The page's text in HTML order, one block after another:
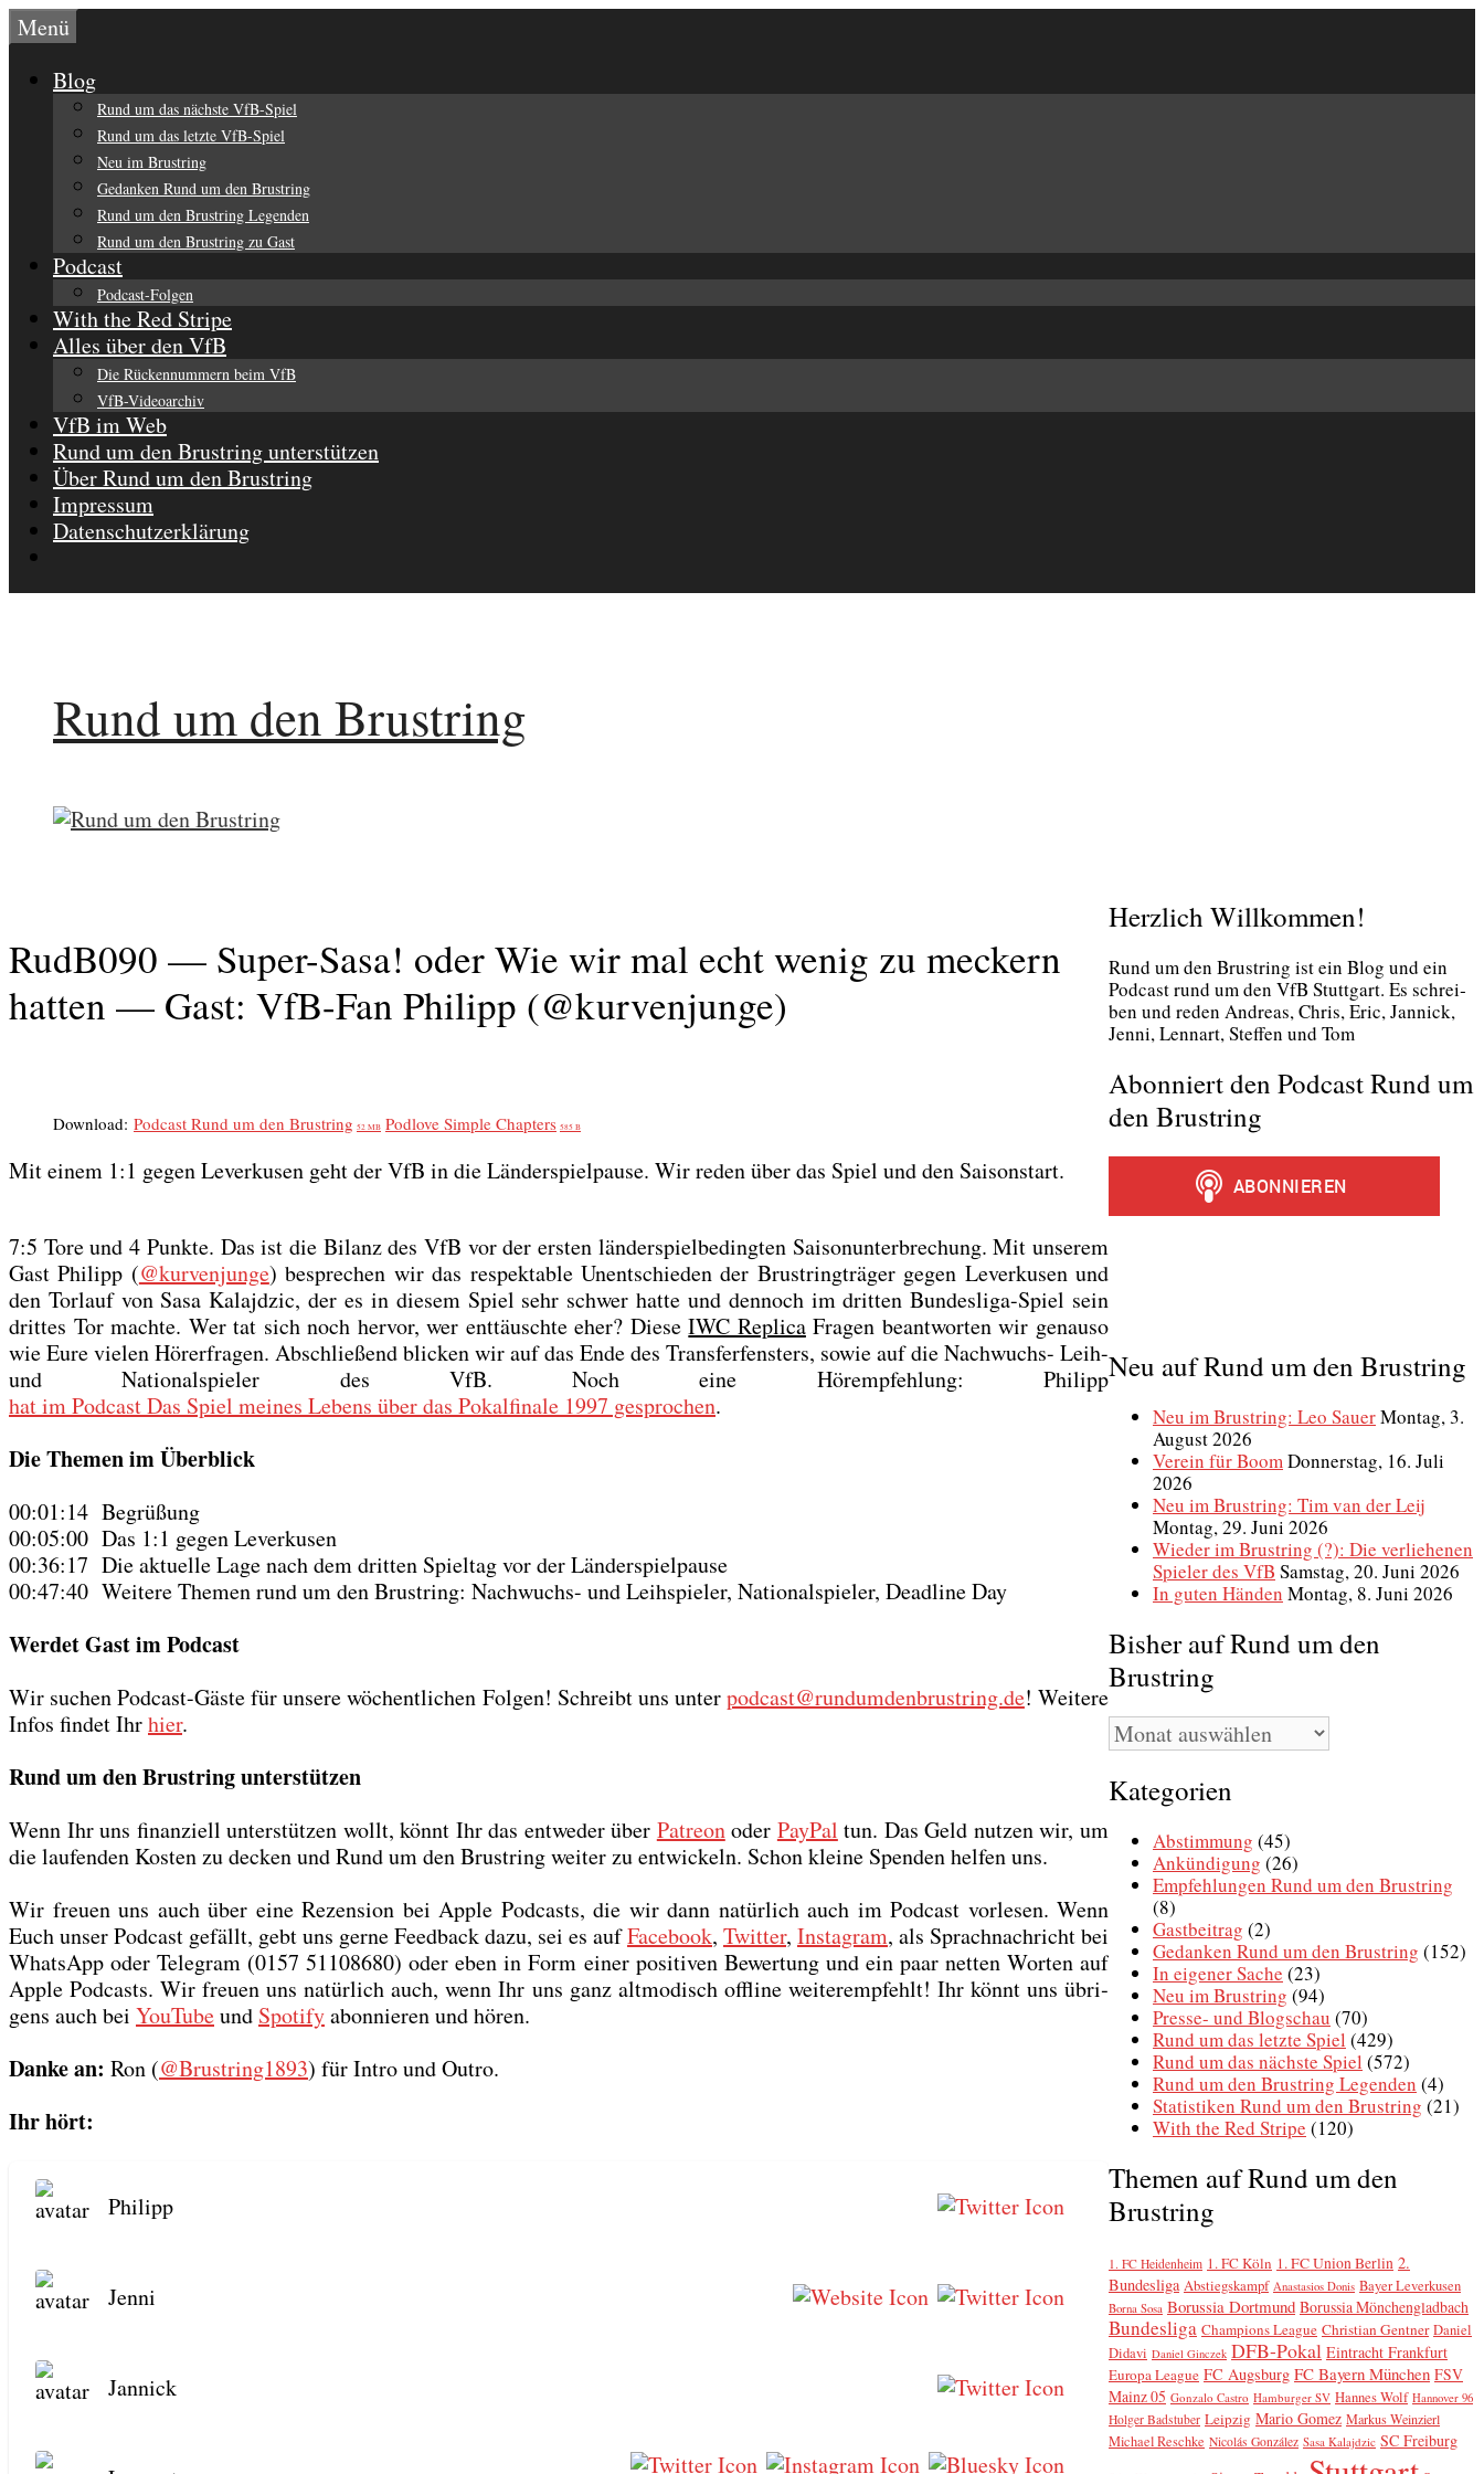
Zum
Inhalt
springen
Menü
Blog
Rund um das nächste VfB-Spiel
Rund um das letzte VfB-Spiel
Neu im Brustring
Gedanken Rund um den Brustring
Rund um den Brustring Legenden
Rund um den Brustring zu Gast
Podcast
Podcast-Folgen
With the Red Stripe
Alles über den VfB
Die Rückennummern beim VfB
VfB-Videoarchiv
VfB im Web
Rund um den Brustring unterstützen
Über Rund um den Brustring
Impressum
Datenschutzerklärung
Rund um den Brustring
RudB090 — Super-Sasa! oder Wie wir mal echt wenig zu meckern
hatten — Gast: VfB-Fan Philipp (@kurvenjunge)
Down­load: Pod­cast Rund um den Brust­ring 52 MB Pod­l­ove Simp­le Chap­ters 585 B
Mit einem 1:1 gegen Lever­ku­sen geht der VfB in die Län­der­spiel­pau­se. Wir reden über das Spiel und den Sai­son­start.
7:5 Tore und 4 Punk­te. Das ist die Bilanz des VfB vor der ers­ten län­der­spiel­be­ding­ten Sai­son­un­ter­bre­chung. Mit unse­rem
Gast Phil­ipp (@kurvenjunge) bespre­chen wir das respek­ta­ble Unent­schie­den der Brust­ring­trä­ger gegen Lever­ku­sen und
den Tor­lauf von Sasa Kalajd­zic, der es in die­sem Spiel sehr schwer hat­te und den­noch im drit­ten Bun­des­li­ga-Spiel sein
drit­tes Tor mach­te. Wer tat sich noch her­vor, wer ent­täusch­te eher? Die­seIWC Repli­caFra­gen beant­wor­ten wir genau­so
wie Eure vie­len Hörer­fra­gen. Abschlie­ßend bli­cken wir auf das Ende des Trans­fer­fens­ters, sowie auf die Nach­wuchs- Leih-
und Natio­nal­spie­ler des VfB. Noch eine Hör­emp­feh­lung: Phil­ipp
hat im Pod­cast Das Spiel mei­nes Lebens über das Pokal­fi­na­le 1997 gespro­chen.
Die The­men im Über­blick
00:01:14 Begrü­ßung
00:05:00 Das 1:1 gegen Lever­ku­sen
00:36:17 Die aktu­el­le Lage nach dem drit­ten Spiel­tag vor der Län­der­spiel­pau­se
00:47:40 Wei­te­re The­men rund um den Brust­ring: Nach­wuchs- und Leih­spie­ler, Natio­nal­spie­ler, Dead­line Day
Wer­det Gast im Pod­cast
Wir suchen Pod­cast-Gäs­te für unse­re wöchent­li­chen Fol­gen! Schreibt uns unterpodcast@rundumdenbrustring.de! Wei­te­re
Infos fin­det Ihrhier.
Rund um den Brust­ring unter­stüt­zen
Wenn Ihr uns finan­zi­ell unter­stüt­zen wollt, könnt Ihr das ent­we­der über Patre­onoder Pay­Pal tun. Das Geld nut­zen wir, um
die lau­fen­den Kos­ten zu decken und Rund um den Brust­ring wei­ter zu ent­wi­ckeln. Schon klei­ne Spen­den hel­fen uns.
Wir freu­en uns auch über eine Rezen­si­on bei Apple Pod­casts, die wir dann natür­lich auch im Pod­cast vor­le­sen. Wenn
Euch unser Pod­cast gefällt, gebt uns ger­ne Feed­back dazu, sei es aufFace­book, Twit­ter, Insta­gram, als Sprach­nach­richt bei
Whats­App oder Tele­gram (0157 51108680) oder eben in Form einer posi­ti­ven Bewer­tung und ein paar net­ten Wor­ten auf
Apple Pod­casts. Wir freu­en uns natür­lich auch, wenn Ihr uns ganz alt­mo­disch off­line wei­ter­emp­fehlt! Ihr könnt uns übri­
gens auch bei You­Tubeund Spo­ti­fyabon­nie­ren und hören.
Dan­ke an: Ron (@Brustring1893) für Intro und Out­ro.
Ihr hört:
Phil­ipp
Jen­ni
Jan­nick
Herzlich Willkommen!
Rund um den Brust­ring ist ein Blog und ein
Pod­cast rund um den VfB Stutt­gart. Es schrei­
ben und reden Andre­as, Chris, Eric, Jan­nick,
Jen­ni, Lenn­art, Stef­fen und Tom
Abonniert den Podcast Rund um
den Brustring
Neu auf Rund um den Brustring
Neu im Brustring: Leo SauerMontag, 3.
August 2026
Verein für Boom Donnerstag, 16. Juli
2026
Neu im Brustring: Tim van der Leij
Montag, 29. Juni 2026
Wieder im Brustring (?): Die verliehenen
Spieler des VfB Samstag, 20. Juni 2026
In guten Händen Montag, 8. Juni 2026
Bisher auf Rund um den
Brustring
Bisher
auf
um
Brustring
Kategorien
Abstimmung (45)
Ankündigung (26)
Empfehlungen Rund um den Brustring
(8)
Gastbeitrag (2)
Gedanken Rund um den Brustring (152)
In eigener Sache (23)
Neu im Brustring (94)
Presse- und Blogschau (70)
Rund um das letzte Spiel (429)
Rund um das nächste Spiel (572)
Rund um den Brustring Legenden (4)
Statistiken Rund um den Brustring (21)
With the Red Stripe (120)
Themen auf Rund um den
Brustring
1. FC Heidenheim 1. FC Köln 1. FC Union Berlin 2.
Bundesliga Abstiegskampf Anastasios Donis Bayer Leverkusen
Borna Sosa Borussia Dortmund Borussia Mönchengladbach
Bundesliga Champions League Christian Gentner Daniel
Didavi Daniel Ginczek DFB-Pokal Eintracht Frankfurt
Europa League FC Augsburg FC Bayern München FSV
Mainz 05 Gonzalo Castro Hamburger SV Hannes Wolf Hannover 96
Holger Badstuber Leipzig Mario Gomez Markus Weinzierl
Michael Reschke Nicolás González Sasa Kalajdzic SC Freiburg